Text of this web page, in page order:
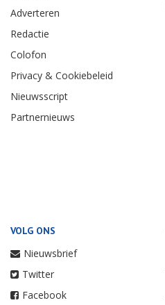
Adverteren
Redactie
Colofon
Privacy & Cookiebeleid
Nieuwsscript
Partnernieuws
VOLG ONS
Nieuwsbrief
Twitter
Facebook